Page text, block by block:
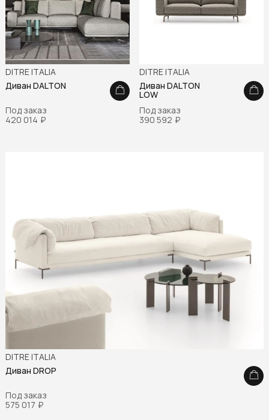
DITRE ITALIA
Диван DALTON
Под заказ
420 014 ₽
DITRE ITALIA
Диван DALTON
LOW
Под заказ
390 592 ₽
DITRE ITALIA
Диван DROP
Под заказ
575 017 ₽